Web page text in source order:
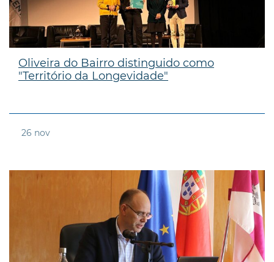
Oliveira do Bairro distinguido como
"Território da Longevidade"
26 nov